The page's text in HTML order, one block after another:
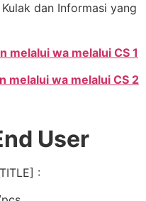
dan Informasi yang
melalui wa melalui CS 1
melalui wa melalui CS 2
User
: